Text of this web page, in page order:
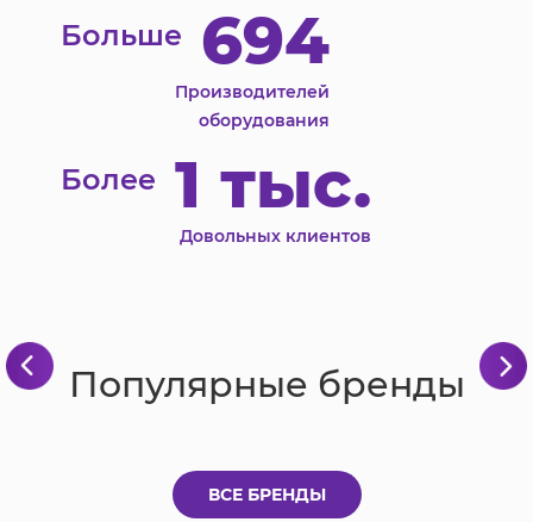
Больше 694
Производителей
оборудования
Более 1 тыс.
Довольных клиентов
Популярные бренды
ВСЕ БРЕНДЫ